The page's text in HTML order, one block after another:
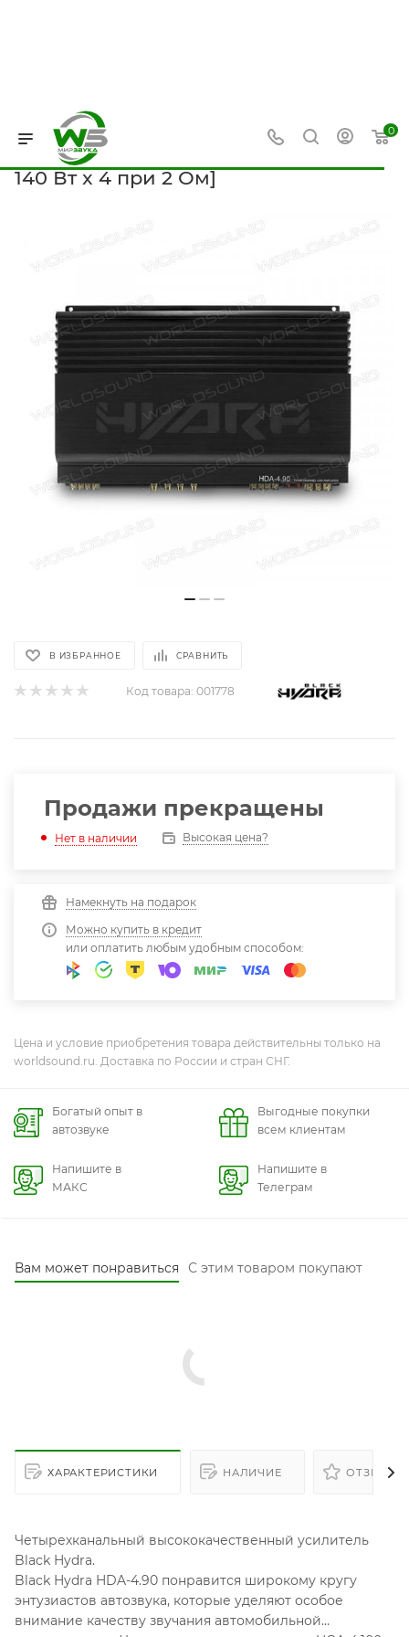
Усилитель звука Black Hydra
HDA-4.90 [AB, 90 Вт x 4 при 4 Ом,
140 Вт x 4 при 2 Ом]
В ИЗБРАННОЕ СРАВНИТЬ
Код товара: 001778
Продажи прекращены
Нет в наличии Высокая цена?
Намекнуть на подарок
Можно купить в кредит
или оплатить любым удобным способом:
Цена и условие приобретения товара действительны только на
worldsound.ru. Доставка по России и стран СНГ.
Богатый опыт в
автозвуке
Выгодные покупки
всем клиентам
Напишите в
МАКС
Напишите в
Телеграм
Вам может понравиться С этим товаром покупают
ХАРАКТЕРИСТИКИ НАЛИЧИЕ ОТЗЫВЫ
Четырехканальный высококачественный усилитель
Black Hydra.
Black Hydra HDA-4.90 понравится широкому кругу
энтузиастов автозвука, которые уделяют особое
внимание качеству звучания автомобильной